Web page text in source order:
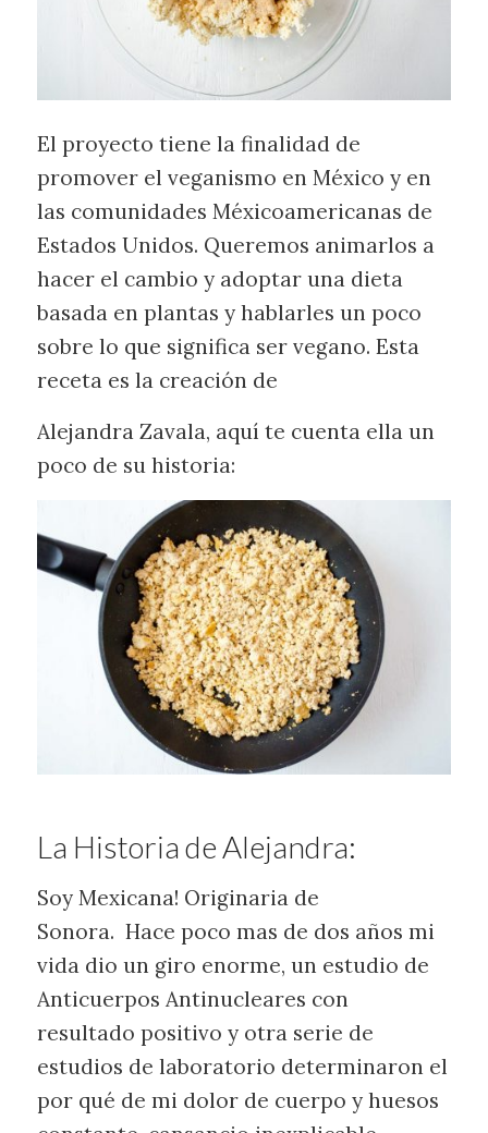
El proyecto tiene la finalidad de
promover el veganismo en México y en
las comunidades Méxicoamericanas de
Estados Unidos. Queremos animarlos a
hacer el cambio y adoptar una dieta
basada en plantas y hablarles un poco
sobre lo que significa ser vegano. Esta
receta es la creación de
Alejandra Zavala, aquí te cuenta ella un
poco de su historia:
La Historia de Alejandra:
Soy Mexicana! Originaria de
Sonora. Hace poco mas de dos años mi
vida dio un giro enorme, un estudio de
Anticuerpos Antinucleares con
resultado positivo y otra serie de
estudios de laboratorio determinaron el
por qué de mi dolor de cuerpo y huesos